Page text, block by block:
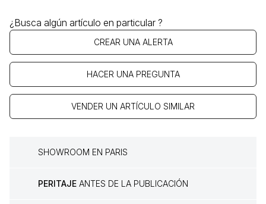
¿Busca algún artículo en particular ?
CREAR UNA ALERTA
HACER UNA PREGUNTA
VENDER UN ARTÍCULO SIMILAR
SHOWROOM EN PARIS
PERITAJE ANTES DE LA PUBLICACIÓN